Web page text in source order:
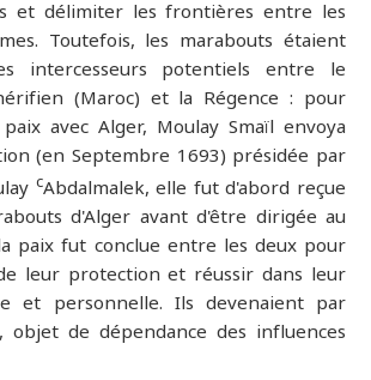
et délimiter les frontières entre les
Toutefois, les marabouts étaient
intercesseurs potentiels entre le
(Maroc) et la Régence : pour
avec Alger, Moulay Smaïl envoya
(en Septembre 1693) présidée par
cAbdalmalek, elle fut d'abord reçue
d'Alger avant d'être dirigée au
paix fut conclue entre les deux pour
leur protection et réussir dans leur
et personnelle. Ils devenaient par
objet de dépendance des influences